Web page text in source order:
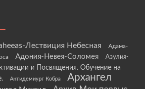
Лествиция Небесная
Адама-
Адония-Невея-Соломея
Азулия-
и Посвящения. Обучение на
Антидемиург Кобра
Архангел